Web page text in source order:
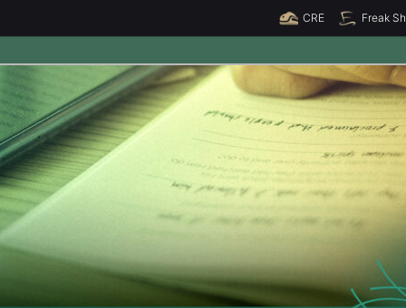
CRE Freak
und Forschung